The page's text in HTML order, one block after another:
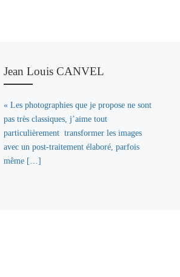
Jean Louis CANVEL
« Les photographies que je propose ne sont
pas très classiques, j’aime tout
particulièrement transformer les images
avec un post-traitement élaboré, parfois
même […]